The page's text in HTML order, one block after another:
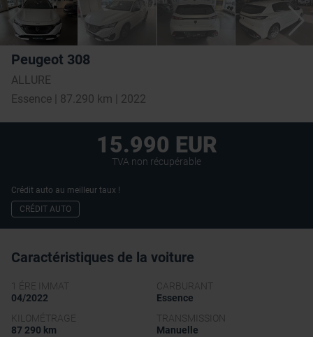
Peugeot 308
ALLURE
Essence | 87.290 km | 2022
15.990 EUR
TVA non récupérable
Crédit auto au meilleur taux !
CRÉDIT AUTO
Caractéristiques de la voiture
1 ÉRE IMMAT
04/2022
CARBURANT
Essence
KILOMÉTRAGE
87 290 km
TRANSMISSION
Manuelle